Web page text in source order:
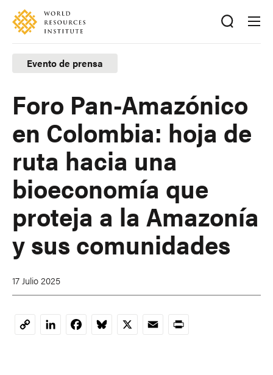
Skip
main
content
Accessibility
Evento de prensa
Foro Pan-Amazónico
en Colombia: hoja de
ruta hacia una
bioeconomía que
proteja a la Amazonía
y sus comunidades
17 Julio 2025
CopyLinkedInFacebookBluesky
X EmailPrint